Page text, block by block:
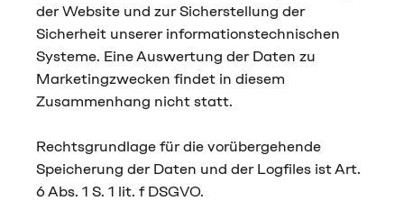
der Website und zur Sicherstellung der
Sicherheit unserer informationstechnischen
Systeme. Eine Auswertung der Daten zu
Marketingzwecken findet in diesem
Zusammenhang nicht statt.
Rechtsgrundlage für die vorübergehende
Speicherung der Daten und der Logfiles ist Art.
6 Abs. 1 S. 1 lit. f DSGVO.